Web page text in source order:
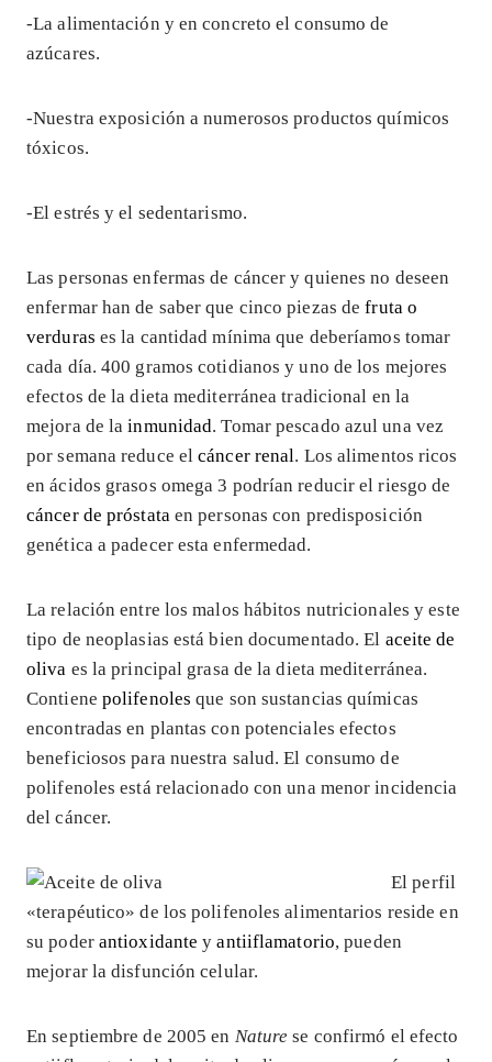
-La alimentación y en concreto el consumo de
azúcares.
-Nuestra exposición a numerosos productos químicos
tóxicos.
-El estrés y el sedentarismo.
Las personas enfermas de cáncer y quienes no deseen
enfermar han de saber que cinco piezas defruta o
verduras es la cantidad mínima que deberíamos tomar
cada día. 400 gramos cotidianos y uno de los mejores
efectos de la dieta mediterránea tradicional en la
mejora de lainmunidad. Tomar pescado azul una vez
por semana reduce elcáncer renal. Los alimentos ricos
en ácidos grasos omega 3 podrían reducir el riesgo de
cáncer de próstata en personas con predisposición
genética a padecer esta enfermedad.
La relación entre los malos hábitos nutricionales y este
tipo de neoplasias está bien documentado. El aceite de
oliva es la principal grasa de la dieta mediterránea.
Contiene polifenoles que son sustancias químicas
encontradas en plantas con potenciales efectos
beneficiosos para nuestra salud. El consumo de
polifenoles está relacionado con una menor incidencia
del cáncer.
El perfil
«terapéutico» de los polifenoles alimentarios reside en
su poder antioxidante yantiiflamatorio, pueden
mejorar la disfunción celular.
En septiembre de 2005 en Nature se confirmó el efecto